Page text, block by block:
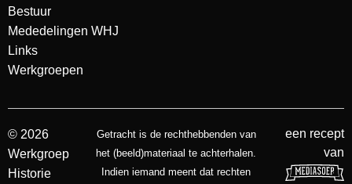
Bestuur
Mededelingen WHJ
Links
Werkgroepen
© 2026
Werkgroep
Historie
Getracht is de rechthebbenden van
het (beeld)materiaal te achterhalen.
Indien iemand meent dat rechten
een recept
van